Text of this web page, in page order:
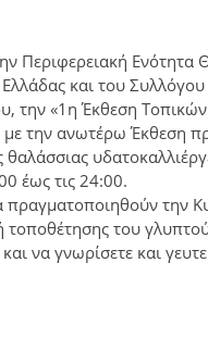
Περιφερειακή Ενότητα
και του
την «1η Έκθεση
την ανωτέρω Έκθεση
έως τις 24:00.
πραγματοποιηθούν
του
να γνωρίσετε και